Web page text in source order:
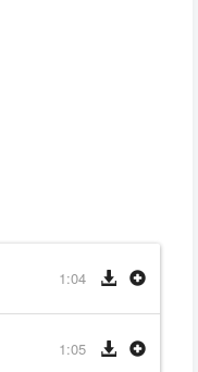
1:04
1:05